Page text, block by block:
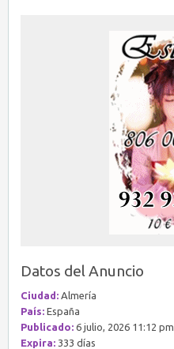
Datos del Anuncio
Ciudad: Almería
País: España
Publicado: 6 julio, 2026 11:12 pm
Expira: 333 días